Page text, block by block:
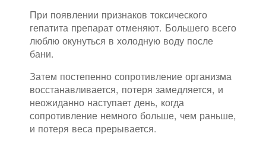
При появлении признаков токсического
гепатита препарат отменяют. Большего всего
люблю окунуться в холодную воду после
бани.
Затем постепенно сопротивление организма
восстанавливается, потеря замедляется, и
неожиданно наступает день, когда
сопротивление немного больше, чем раньше,
и потеря веса прерывается.